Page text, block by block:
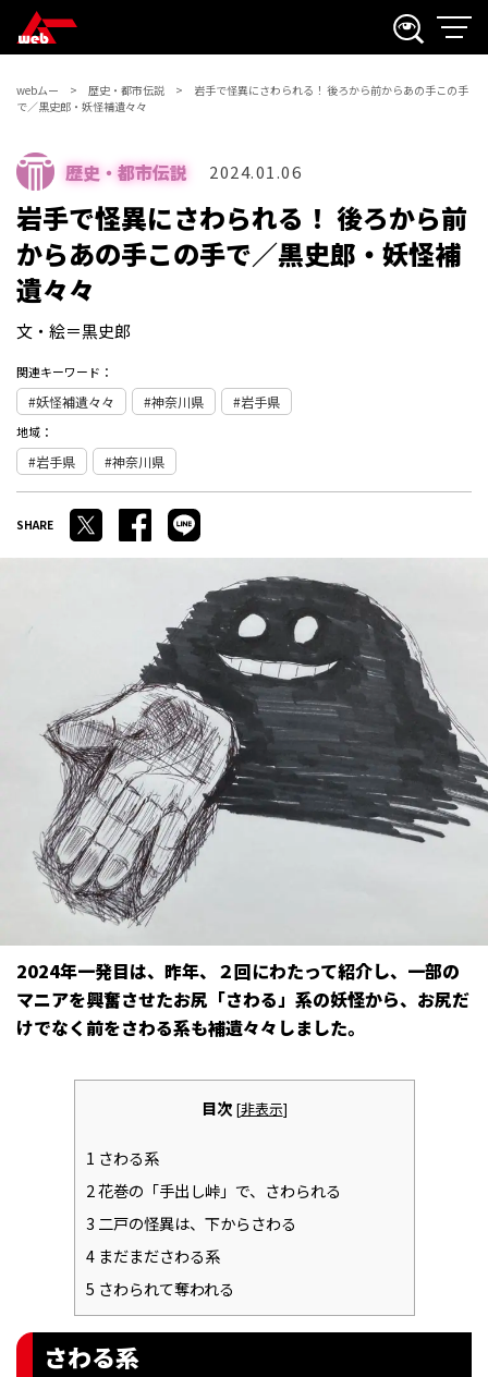
webムー 歴史・都市伝説
岩手で怪異にさわられる！ 後ろから前からあの手この手
で／黒史郎・妖怪補遺々々
歴史・都市伝説 2024.01.06
岩手で怪異にさわられる！ 後ろから前
からあの手この手で／黒史郎・妖怪補
遺々々
文・絵＝黒史郎
関連キーワード：
妖怪補遺々々 神奈川県 岩手県
地域：
岩手県 神奈川県
2024年一発目は、昨年、２回にわたって紹介し、一部の
マニアを興奮させたお尻「さわる」系の妖怪から、お尻だ
けでなく前をさわる系も補遺々々しました。
目次 [非表示]
1 さわる系
2花巻の「手出し峠」で、さわられる
3 二戸の怪異は、下からさわる
4まだまださわる系
5 さわられて奪われる
さわる系